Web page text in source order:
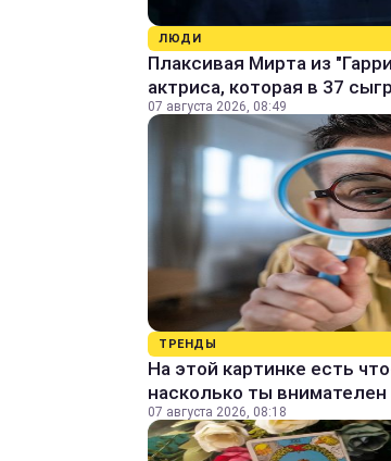
ЛЮДИ
Плаксивая Мирта из
актриса, которая в 37
07 августа 2026, 08:49
ТРЕНДЫ
На этой картинке есть
насколько ты внимателен
07 августа 2026, 08:18